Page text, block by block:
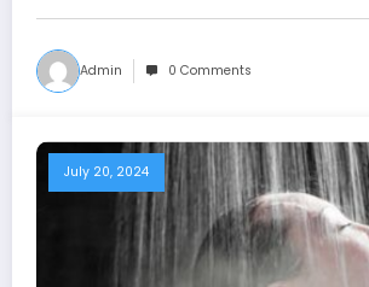
Admin 0 Comments
July 20, 2024